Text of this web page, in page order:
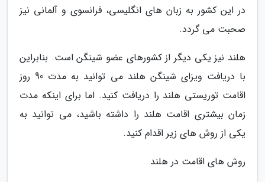
در این کشور به زبان های انگلیسی، فرانسوی و آلمانی نیز
صحبت می گردد.
هلند نیز یکی دیگر از کشورهای عضو شینگن است. بنابراین
با دریافت ویزای شینگن هلند می توانید به مدت 90 روز
اقامت توریستی هلند را دریافت کنید. اما برای اینکه مدت
زمان بیشتری اقامت هلند را داشته باشید، می توانید به
یکی از روش های زیر اقدام کنید.
روش های اقامت در هلند